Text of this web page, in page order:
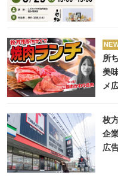
所
美
メ
枚
企
広告